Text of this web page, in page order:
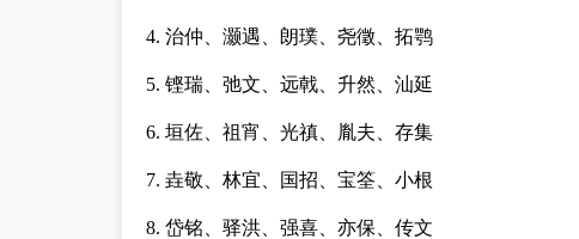
4. 治仲、灏遇、朗璞、尧徵、拓鹗
5. 铿瑞、弛文、远戟、升然、汕延
6. 垣佐、祖宵、光禛、胤夫、存集
7. 垚敬、林宜、国招、宝筌、小根
8. 岱铭、驿洪、强喜、亦保、传文